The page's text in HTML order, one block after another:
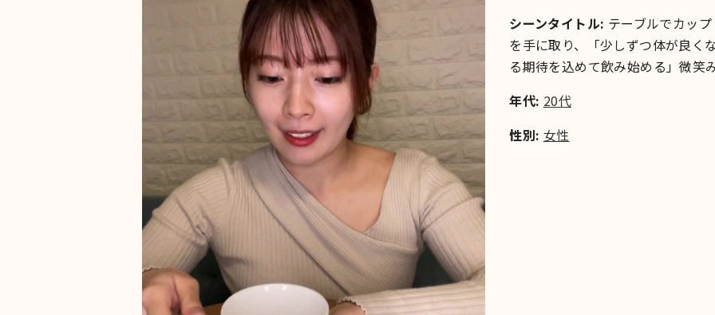
シーンタイトル: テーブルでカップ
を手に取り、「少しずつ体が良く
る期待を込めて飲み始める」微笑
年代: 20代
性別: 女性